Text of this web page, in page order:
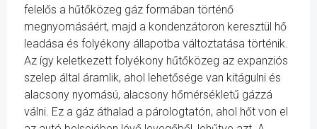
felelős a hűtőközeg gáz formában történő
megnyomásáért, majd a kondenzátoron keresztül hő
leadása és folyékony állapotba változtatása történik.
Az így keletkezett folyékony hűtőközeg az expanziós
szelep által áramlik, ahol lehetősége van kitágulni és
alacsony nyomású, alacsony hőmérsékletű gázzá
válni. Ez a gáz áthalad a párologtatón, ahol hőt von el